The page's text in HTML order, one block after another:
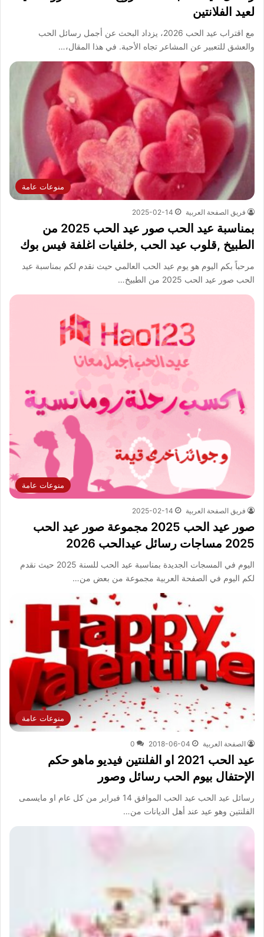
لعيد الفلانتين
مع اقتراب عيد الحب 2026، يزداد البحث عن أجمل رسائل الحب
والعشق للتعبير عن المشاعر تجاه الأحبة. في هذا المقال،…
منوعات عامة
فريق الصفحة العربية 2025-02-14
بمناسبة عيد الحب صور عيد الحب 2025 من
الطبيخ ,قلوب عيد الحب ,خلفيات اغلفة فيس بوك
مرحباً بكم اليوم هو يوم عيد الحب العالمي حيث نقدم لكم بمناسبة عيد
الحب صور عيد الحب 2025 من الطبيخ…
منوعات عامة
فريق الصفحة العربية 2025-02-14
صور عيد الحب 2025 مجموعة صور عيد الحب
2025 مساجات رسائل عيدالحب 2026
اليوم في المسجات الجديدة بمناسبة عيد الحب للسنة 2025 حيث نقدم
لكم اليوم في الصفحة العربية مجموعة من بعض من…
منوعات عامة
الصفحة العربية 2018-06-04
0
عيد الحب 2021 او الفلنتين فيديو ماهو حكم
الإحتفال بيوم الحب رسائل وصور
رسائل عيد الحب عيد الحب الموافق 14 فبراير من كل عام او مايسمى
الفلنتين وهو عيد عند أهل الديانات من…